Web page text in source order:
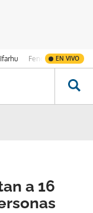
Ifarhu Fenómeno de El
EN VIVO
a 16